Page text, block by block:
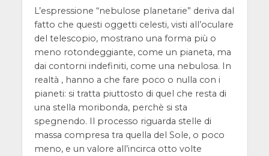
L’espressione “nebulose planetarie” deriva dal
fatto che questi oggetti celesti, visti all’oculare
del telescopio, mostrano una forma più o
meno rotondeggiante, come un pianeta, ma
dai contorni indefiniti, come una nebulosa. In
realtà , hanno a che fare poco o nulla con i
pianeti: si tratta piuttosto di quel che resta di
una stella moribonda, perchè si sta
spegnendo. Il processo riguarda stelle di
massa compresa tra quella del Sole, o poco
meno, e un valore all’incirca otto volte